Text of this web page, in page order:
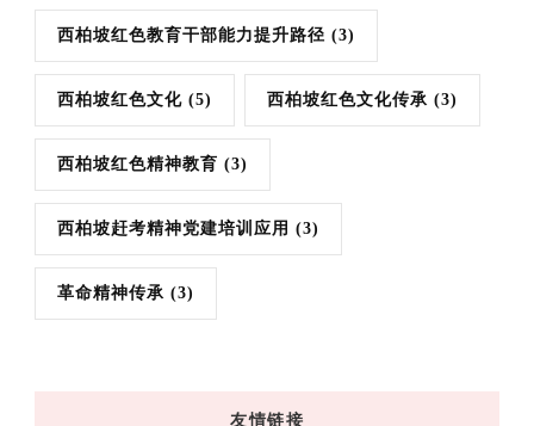
西柏坡红色教育干部能力提升路径 (3)
西柏坡红色文化 (5) 西柏坡红色文化传承 (3)
西柏坡红色精神教育 (3)
西柏坡赶考精神党建培训应用 (3)
革命精神传承 (3)
友情链接